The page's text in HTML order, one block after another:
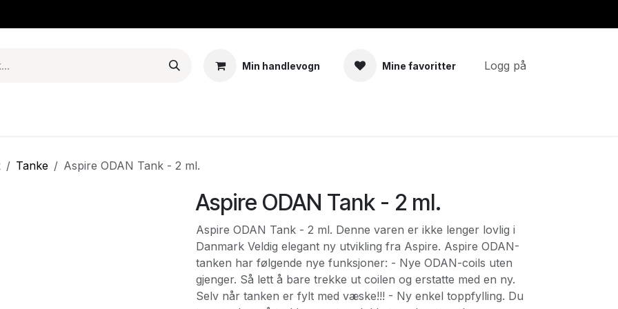
Min handlevogn Mine favoritter Logg på
Tanke Aspire ODAN Tank - 2 ml.
Aspire ODAN Tank - 2 ml.
Aspire ODAN Tank - 2 ml. Denne varen er ikke lenger lovlig i
Danmark Veldig elegant ny utvikling fra Aspire. Aspire ODAN-
tanken har følgende nye funksjoner: - Nye ODAN-coils uten
gjenger. Så lett å bare trekke ut coilen og erstatte med en ny.
Selv når tanken er fylt med væske!!! - Ny enkel toppfylling. Du